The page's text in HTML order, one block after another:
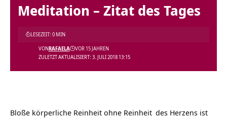
Meditation – Zitat des Tages
ZULETZT AKTUALISIERT: 3. JULI 2018 13:15
VONRAFAELA VOR 15 JAHREN
LESEZEIT: 0 MIN
Bloße körperliche Reinheit ohne Reinheit des Herzens ist